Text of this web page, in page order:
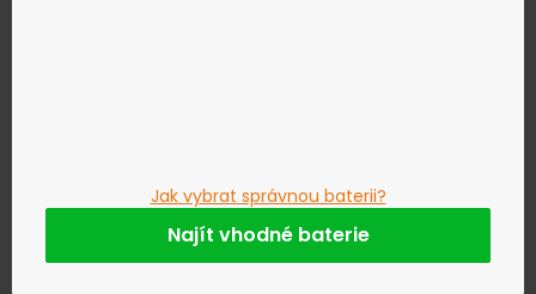
Jak vybrat správnou baterii?
Najít vhodné baterie